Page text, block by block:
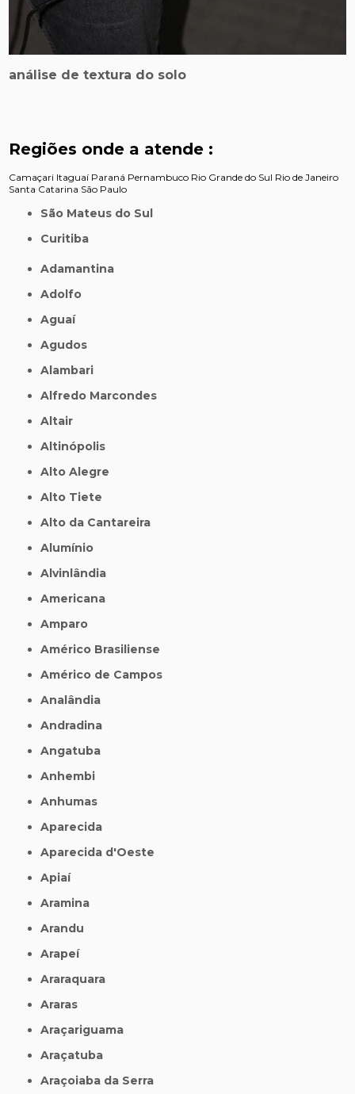
análise de textura do solo
Regiões onde a atende :
Camaçari Itaguaí Paraná Pernambuco Rio Grande do Sul Rio de Janeiro
Santa Catarina São Paulo
São Mateus do Sul
Curitiba
Adamantina
Adolfo
Aguaí
Agudos
Alambari
Alfredo Marcondes
Altair
Altinópolis
Alto Alegre
Alto Tiete
Alto da Cantareira
Alumínio
Alvinlândia
Americana
Amparo
Américo Brasiliense
Américo de Campos
Analândia
Andradina
Angatuba
Anhembi
Anhumas
Aparecida
Aparecida d'Oeste
Apiaí
Aramina
Arandu
Arapeí
Araraquara
Araras
Araçariguama
Araçatuba
Araçoiaba da Serra